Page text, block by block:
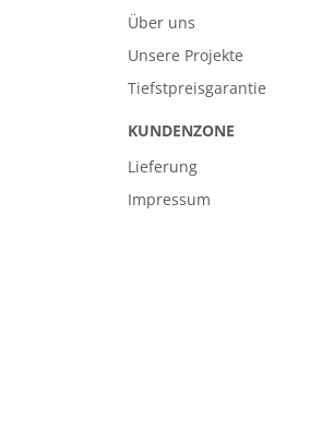
Über uns
Unsere Projekte
Tiefstpreisgarantie
KUNDENZONE
Lieferung
Impressum